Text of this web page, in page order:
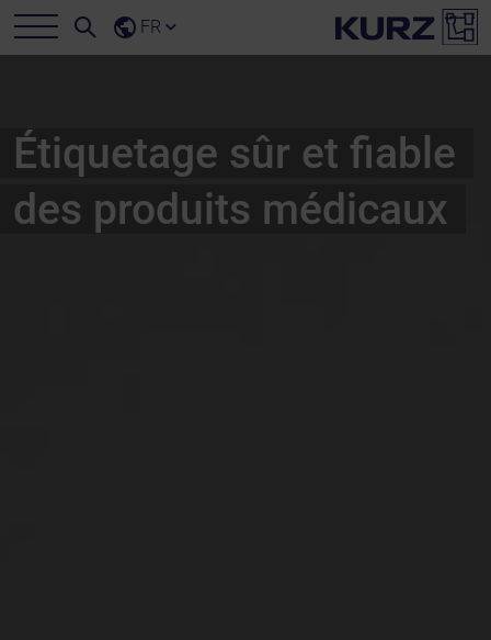
FR
Étiquetage sûr et fiable
des produits médicaux